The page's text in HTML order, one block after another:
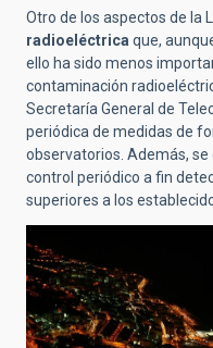
Otro de los aspectos de la
radioeléctrica que,
ello ha sido menos
contaminación
Secretaría General de
periódica de medidas de
observatorios. Además, se
control periódico a fin
superiores a los